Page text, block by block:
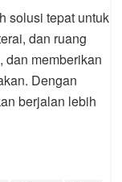
solusi tepat untuk
dan ruang
dan memberikan
Dengan
berjalan lebih